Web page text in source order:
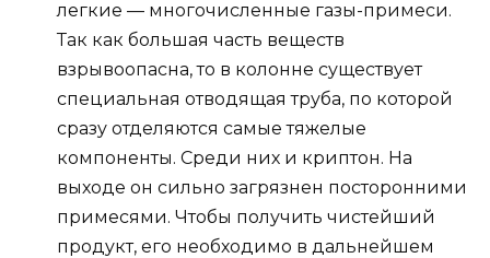
легкие — многочисленные газы-примеси.
Так как большая часть веществ
взрывоопасна, то в колонне существует
специальная отводящая труба, по которой
сразу отделяются самые тяжелые
компоненты. Среди них и криптон. На
выходе он сильно загрязнен посторонними
примесями. Чтобы получить чистейший
продукт, его необходимо в дальнейшем